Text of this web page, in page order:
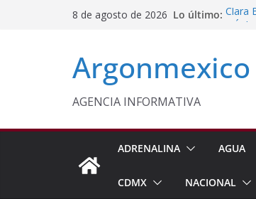
8 de agosto de 2026 Lo último: Clara
y Perú
Argonmexico
AGENCIA INFORMATIVA
ADRENALINA AGUA
CDMX NACIONAL